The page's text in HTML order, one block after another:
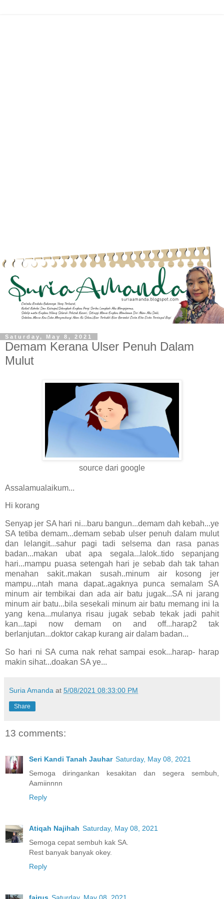
Saturday, May 8, 2021
Demam Kerana Ulser Penuh Dalam
Mulut
source dari google
Assalamualaikum...
Hi korang
Senyap jer SA hari ni...baru bangun...demam dah kebah...ye
SA tetiba demam...demam sebab ulser penuh dalam mulut
dan lelangit...sahur pagi tadi selsema dan rasa panas
badan...makan ubat apa segala...lalok..tido sepanjang
hari...mampu puasa setengah hari je sebab dah tak tahan
menahan sakit..makan susah..minum air kosong jer
mampu...ntah mana dapat..agaknya punca semalam SA
minum air tembikai dan ada air batu jugak...SA ni jarang
minum air batu...bila sesekali minum air batu memang ini la
yang kena...mulanya risau jugak sebab tekak jadi pahit
kan...tapi now demam on and off...harap2 tak
berlanjutan...doktor cakap kurang air dalam badan...
So hari ni SA cuma nak rehat sampai esok...harap- harap
makin sihat...doakan SA ye...
Suria Amanda at 5/08/2021 08:33:00 PM
Share
13 comments:
Seri Kandi Tanah Jauhar Saturday, May 08, 2021
Semoga diringankan kesakitan dan segera sembuh,
Aamiinnnn
Reply
Atiqah Najihah Saturday, May 08, 2021
Semoga cepat sembuh kak SA.
Rest banyak banyak okey.
Reply